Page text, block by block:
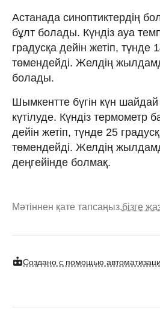
Астанада синоптиктердің
бұлт болады. Күндіз ауа
градусқа дейін жетіп, түнде
төмендейді. Желдің
болады.
Шымкентте бүгін күн
күтілуде. Күндіз термометр
дейін жетіп, түнде 25
төмендейді. Желдің
деңгейінде болмақ.
Мәтіннен қате тапсаңыз,бізге
Создано с помощью